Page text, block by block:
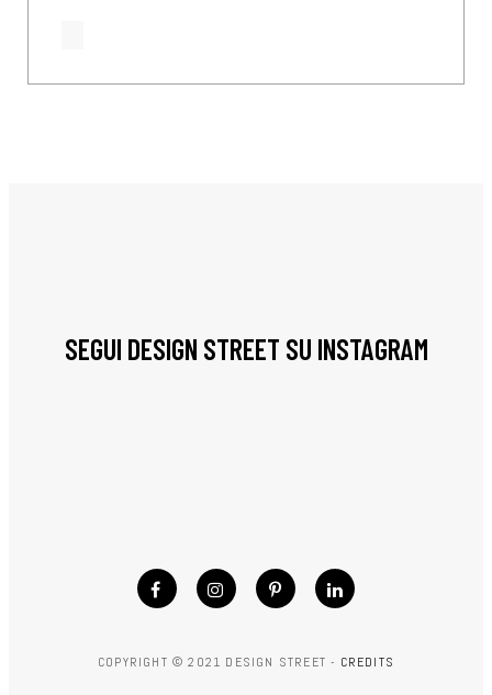
SEGUI DESIGN STREET SU INSTAGRAM
COPYRIGHT © 2021 DESIGN STREET - CREDITS